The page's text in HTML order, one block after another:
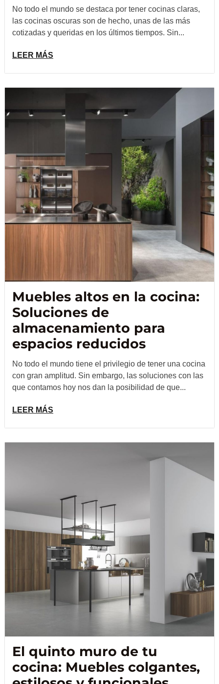
No todo el mundo se destaca por tener cocinas claras,
las cocinas oscuras son de hecho, unas de las más
cotizadas y queridas en los últimos tiempos. Sin...
LEER MÁS
Muebles altos en la cocina:
Soluciones de
almacenamiento para
espacios reducidos
No todo el mundo tiene el privilegio de tener una cocina
con gran amplitud. Sin embargo, las soluciones con las
que contamos hoy nos dan la posibilidad de que...
LEER MÁS
El quinto muro de tu
cocina: Muebles colgantes,